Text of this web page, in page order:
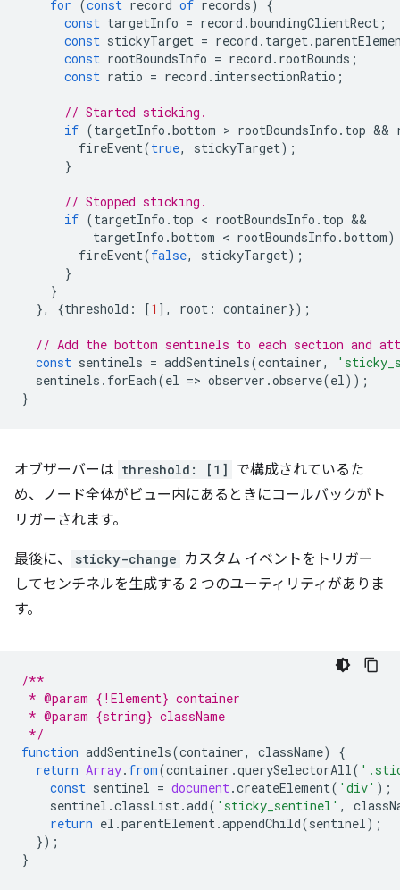
for (const record of records )
{
const targetInfo = record .boundingClientRect ;
const stickyTarget = record . target .
const rootBoundsInfo = record . rootBounds ;
const ratio = record . intersectionRatio ;
// Started sticking.
if (targetInfo .bottom > rootBoundsInfo . top &&
fireEvent(true, stickyTarget);
}
// Stopped sticking.
if (targetInfo . top < rootBoundsInfo . top
targetInfo .bottom < rootBoundsInfo .bottom)
fireEvent(false, stickyTarget);
}
}
},
{threshold : [1 ], root : container});
// Add the bottom sentinels to each section and
const sentinels = addSentinels(container,
sentinels . forEach(el => observer .observe(el ));
}
オブザーバーは threshold: [1] で構成されているた
め、ノード全体がビュー内にあるときにコールバックがト
リガーされます。
最後に、 sticky-change カスタム イベントをトリガー
してセンチネルを生成する 2 つのユーティリティがありま
す。
/**
* @param {!Element} container
* @param {string} className
*/
function addSentinels(container, className)
{
return Array. from(container .querySelectorAll (
const sentinel = document .createElement( 'div' );
sentinel .classList .add( 'sticky_sentinel' ,
return el .parentElement .appendChild(sentinel );
});
}